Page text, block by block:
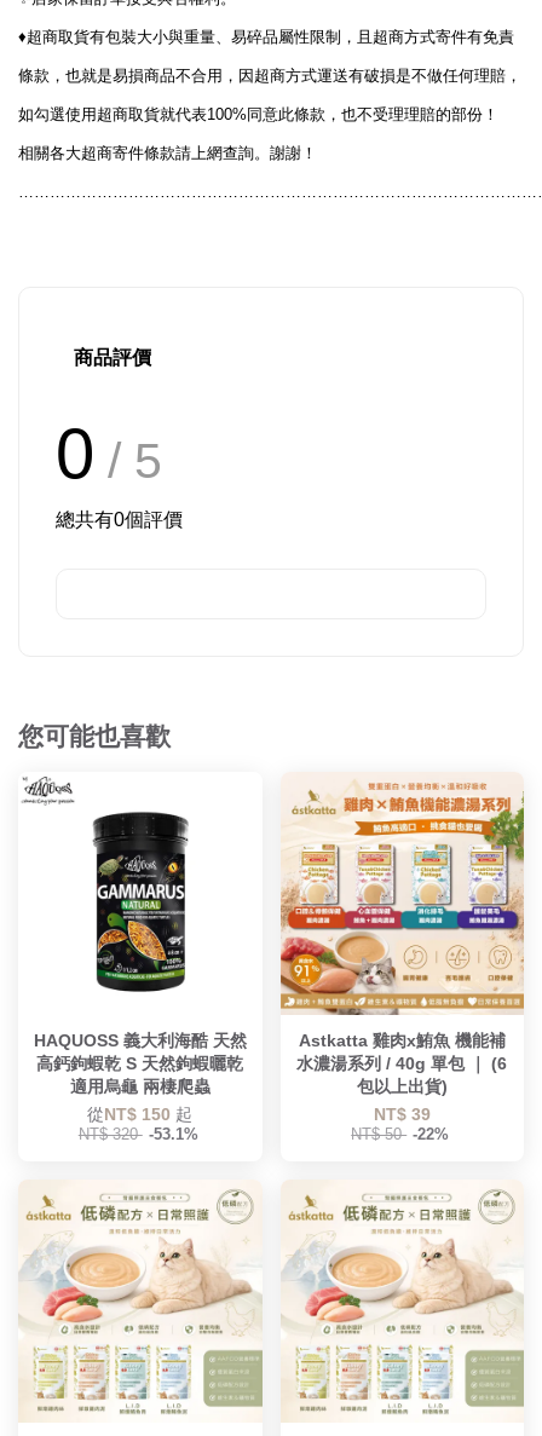
♦️超商取貨有包裝大小與重量、易碎品屬性限制，且超商方式寄件有免責
條款，也就是易損商品不合用，因超商方式運送有破損是不做任何理賠，
如勾選使用超商取貨就代表100% 同意此條款，也不受理理賠的部份！
相關各大超商寄件條款請上網查詢。謝謝！
商品評價
0 / 5
總共有0個評價
您可能也喜歡
HAQUOSS 義大利海酷 天然
高鈣鉤蝦乾 S 天然鉤蝦曬乾
適用烏龜 兩棲爬蟲
從NT$ 150 起
NT$ 320 -53.1%
Astkatta 雞肉x鮪魚 機能補
水濃湯系列 / 40g 單包 ｜ (6
包以上出貨)
NT$ 39
NT$ 50 -22%